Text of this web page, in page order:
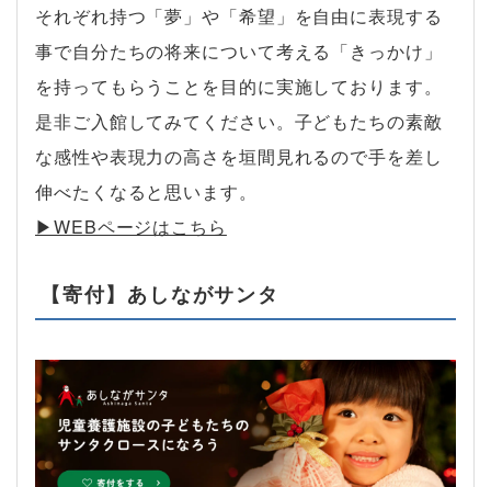
それぞれ持つ「夢」や「希望」を自由に表現する
事で自分たちの将来について考える「きっかけ」
を持ってもらうことを目的に実施しております。
是非ご入館してみてください。子どもたちの素敵
な感性や表現力の高さを垣間見れるので手を差し
伸べたくなると思います。
▶︎WEBページはこちら
【寄付】あしながサンタ